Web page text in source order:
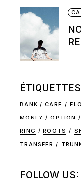
ÉTIQUETTES
BANK CARE
MONEY
OPTION
RING
ROOTS
TRANSFER
FOLLOW US: